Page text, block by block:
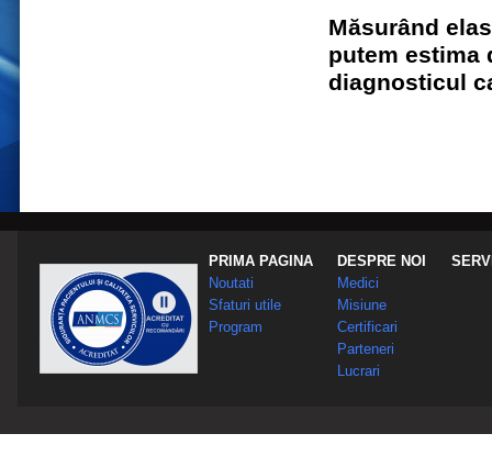
Măsurând
putem estima
diagnosticul
PRIMA PAGINA
Noutati
Sfaturi utile
Program
DESPRE NOI
Medici
Misiune
Certificari
Parteneri
Lucrari